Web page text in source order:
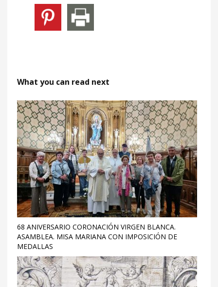
What you can read next
68 ANIVERSARIO CORONACIÓN VIRGEN BLANCA.
ASAMBLEA. MISA MARIANA CON IMPOSICIÓN DE
MEDALLAS